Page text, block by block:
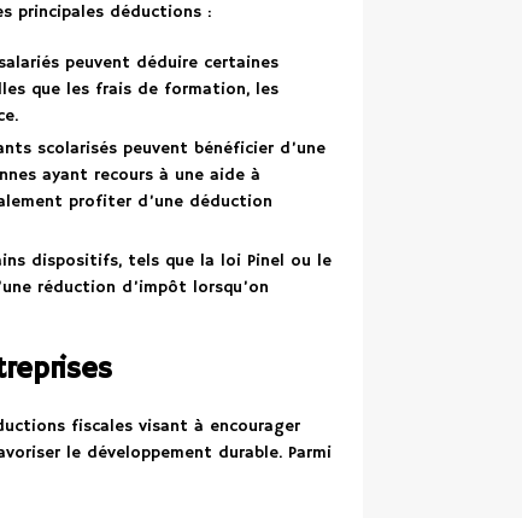
principales déductions :
peuvent déduire certaines
que les frais de formation, les
scolarisés peuvent bénéficier d’une
ayant recours à une aide à
profiter d’une déduction
dispositifs, tels que la loi Pinel ou le
réduction d’impôt lorsqu’on
fiscales visant à encourager
le développement durable. Parmi